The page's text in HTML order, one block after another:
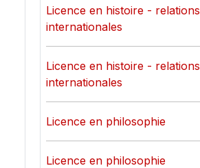
Licence en histoire - relations
internationales
Licence en histoire - relations
internationales
Licence en philosophie
Licence en philosophie